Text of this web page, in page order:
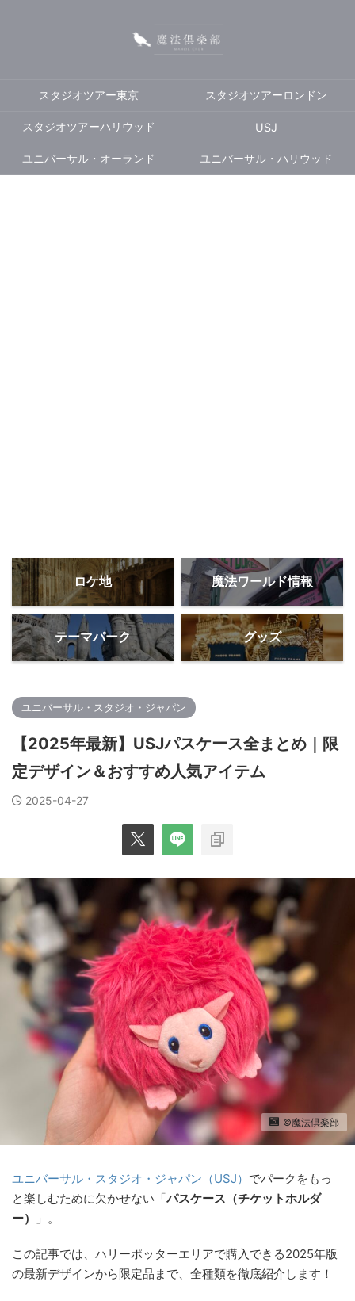
スタジオツアー東京 スタジオツアーロンドン
スタジオツアーハリウッド USJ
ユニバーサル・オーランド ユニバーサル・ハリウッド
ロケ地 魔法ワールド情報
テーマパーク グッズ
ユニバーサル・スタジオ・ジャパン
【2025年最新】USJパスケース全まとめ｜限
定デザイン＆おすすめ人気アイテム
2025-04-27
©︎魔法倶楽部
ユニバーサル・スタジオ・ジャパン（USJ） でパークをもっ
と楽しむために欠かせない「パスケース（チケットホルダ
ー）
」。
この記事では、ハリーポッターエリアで購入できる2025年版
の最新デザインから限定品まで、全種類を徹底紹介します！